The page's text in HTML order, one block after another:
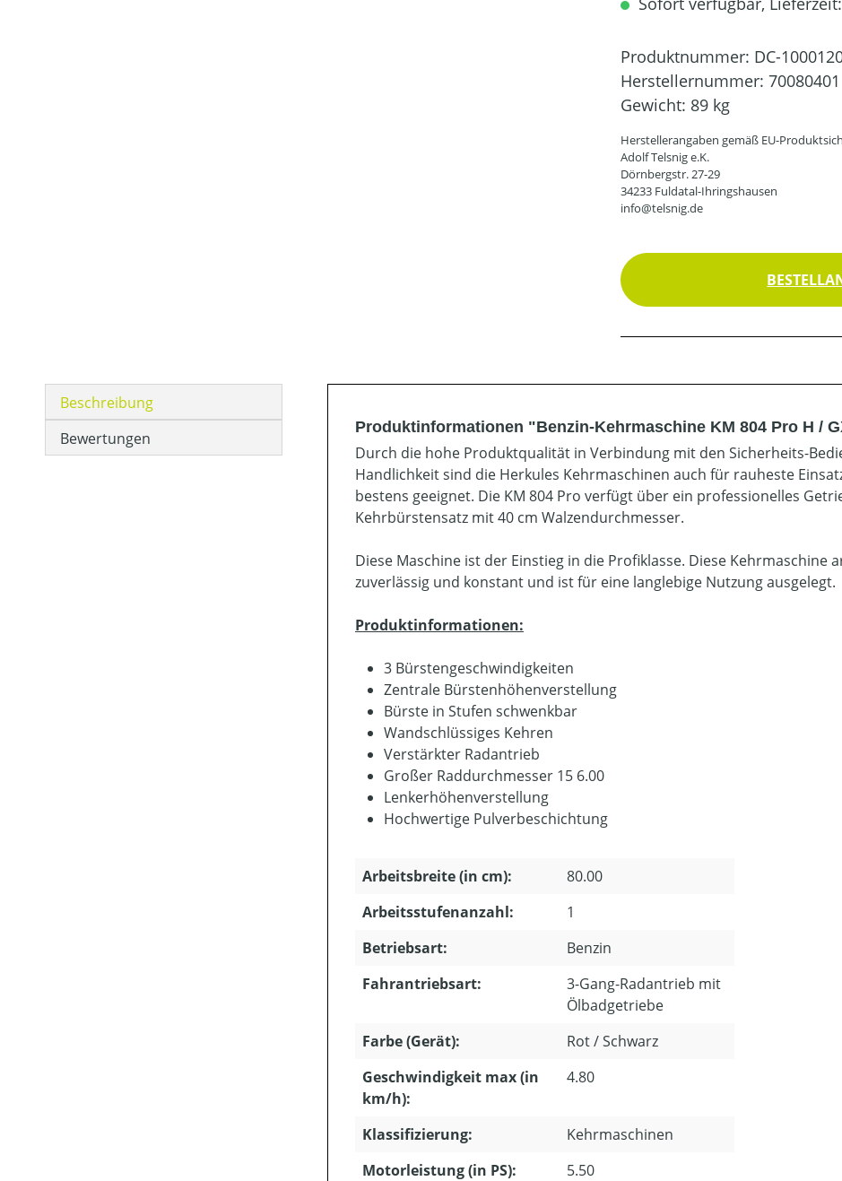
Produktnummer: DC-
Herstellernummer: 70080401
Gewicht: 89 kg
Herstellerangaben gemäß EU-
Adolf Telsnig e.K.
Dörnbergstr. 27-29
34233 Fuldatal-Ihringshausen
info@telsnig.de
Beschreibung
Bewertungen
Produktinformationen "Benzin-Kehrmaschine KM 804 Pro H /
Durch die hohe Produktqualität in Verbindung mit den Sicherheits-
Handlichkeit sind die Herkules Kehrmaschinen auch für rauheste
bestens geeignet. Die KM 804 Pro verfügt über ein professionelles
Kehrbürstensatz mit 40 cm Walzendurchmesser.
Diese Maschine ist der Einstieg in die Profiklasse. Diese
zuverlässig und konstant und ist für eine langlebige Nutzung ausgelegt.
Produktinformationen:
3 Bürstengeschwindigkeiten
Zentrale Bürstenhöhenverstellung
Bürste in Stufen schwenkbar
Wandschlüssiges Kehren
Verstärkter Radantrieb
Großer Raddurchmesser 15 6.00
Lenkerhöhenverstellung
Hochwertige Pulverbeschichtung
Arbeitsbreite (in cm):
80.00
Arbeitsstufenanzahl:
1
Betriebsart:
Benzin
Fahrantriebsart:
3-Gang-Radantrieb mit
Ölbadgetriebe
Farbe (Gerät):
Rot / Schwarz
Geschwindigkeit max (in
km/h):
4.80
Klassifizierung:
Kehrmaschinen
Motorleistung (in PS):
5.50